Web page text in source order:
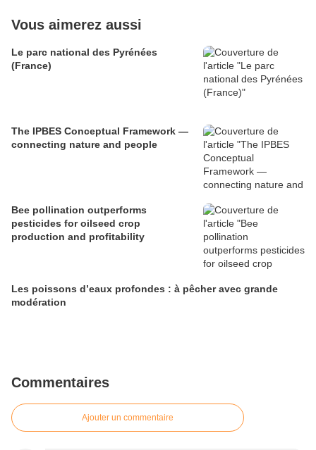
Vous aimerez aussi
Le parc national des Pyrénées
(France)
The IPBES Conceptual Framework —
connecting nature and people
Bee pollination outperforms
pesticides for oilseed crop
production and profitability
Les poissons d’eaux profondes : à pêcher avec grande
modération
Commentaires
Ajouter un commentaire